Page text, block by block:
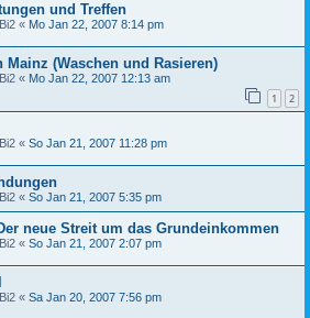
und Treffen
« Mo Jan 22, 2007 8:14 pm
(Waschen und Rasieren)
« Mo Jan 22, 2007 12:13 am
1 2
« So Jan 21, 2007 11:28 pm
« So Jan 21, 2007 5:35 pm
neue Streit um das Grundeinkommen
« So Jan 21, 2007 2:07 pm
« Sa Jan 20, 2007 7:56 pm